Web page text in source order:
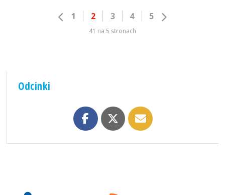
1 2 3 4 5
41 na 5 stronach
Odcinki